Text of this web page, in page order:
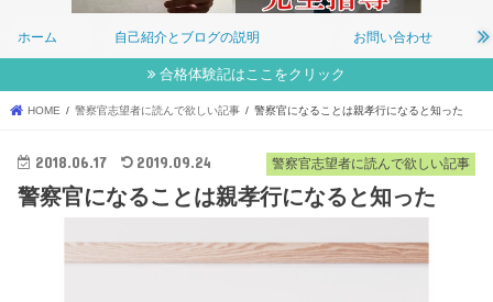
ホーム 自己紹介とブログの説明 お問い合わせ
合格体験記はここをクリック
HOME 警察官志望者に読んで欲しい記事 警察官になることは親孝行になると知った
警察官志望者に読んで欲しい記事
2018.06.17 2019.09.24
警察官になることは親孝行になると知った